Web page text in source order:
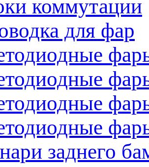
коммутации
для фар
заднего